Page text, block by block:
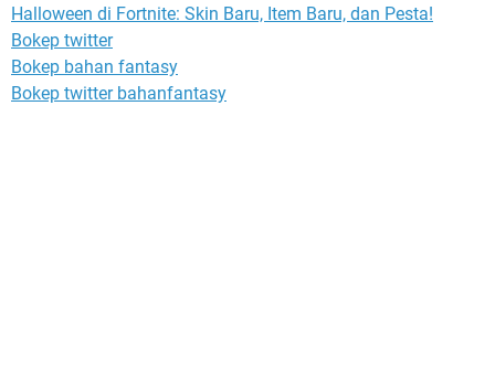
Halloween di Fortnite: Skin Baru, Item Baru, dan Pesta!
Bokep twitter
Bokep bahan fantasy
Bokep twitter bahanfantasy